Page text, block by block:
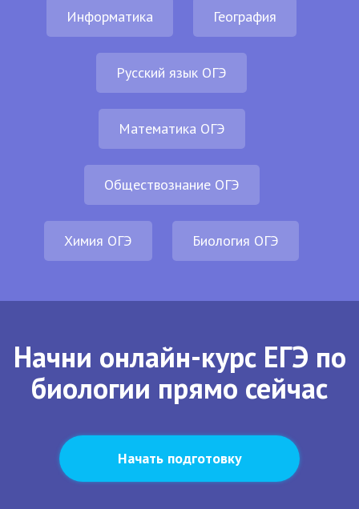
Информатика География
Русский язык ОГЭ
Математика ОГЭ
Обществознание ОГЭ
Химия ОГЭ Биология ОГЭ
Начни онлайн-курс ЕГЭ по
биологии прямо сейчас
Начать подготовку